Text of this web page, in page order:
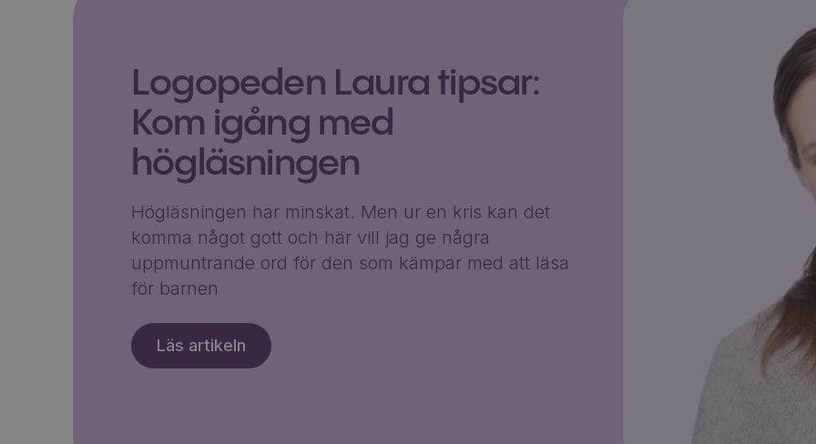
Logopeden Laura tipsar:
Kom igång med
högläsningen
Högläsningen har minskat. Men ur en kris kan det
komma något gott och här vill jag ge några
uppmuntrande ord för den som kämpar med att läsa
för barnen
Läs artikeln